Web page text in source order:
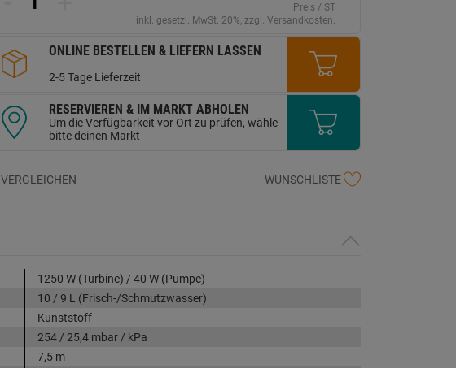
derselben
Preis / ST
inkl. gesetzl. MwSt. 20%, zzgl. Versandkosten.
ONLINE BESTELLEN & LIEFERN LASSEN
2-5 Tage Lieferzeit
RESERVIEREN & IM MARKT ABHOLEN
Um die Verfügbarkeit vor Ort zu prüfen, wähle
bitte deinen Markt
VERGLEICHEN WUNSCHLISTE
1250 W (Turbine) / 40 W (Pumpe)
10 / 9 L (Frisch-/Schmutzwasser)
Kunststoff
254 / 25,4 mbar / kPa
7,5 m